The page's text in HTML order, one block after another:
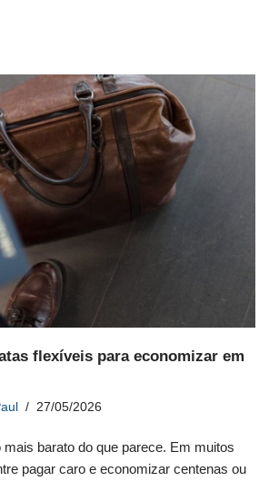
flexíveis para economizar em
27/05/2026
barato do que parece. Em muitos
pagar caro e economizar centenas ou